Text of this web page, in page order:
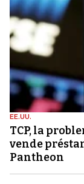
EE.UU.
TCP, la
vende
Pantheon